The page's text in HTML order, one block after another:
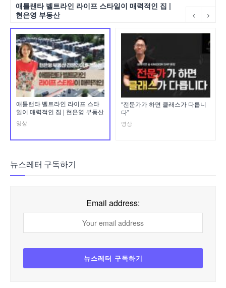
애틀랜타 벨트라인 라이프 스타일이 매력적인 집 |
현은영 부동산
애틀랜타 벨트라인 라이프 스타
일이 매력적인 집 | 현은영 부동산
영상
“전문가가 하면 클래스가 다릅니
다”
영상
뉴스레터 구독하기
Email address: